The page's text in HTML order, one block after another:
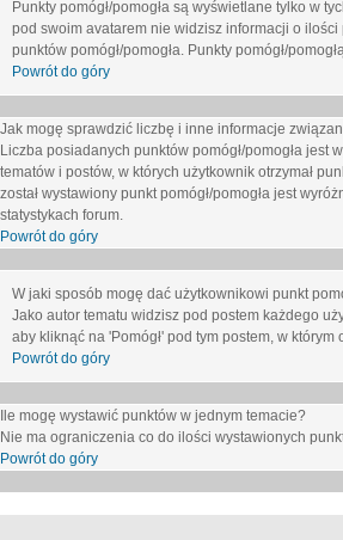
Punkty pomógł/pomogła są wyświetlane tylko w
pod swoim avatarem nie widzisz informacji o
punktów pomógł/pomogła. Punkty pomógł/
Powrót do góry
Jak mogę sprawdzić liczbę i inne informacje
Liczba posiadanych punktów pomógł/pomogła
tematów i postów, w których użytkownik otrzymał
został wystawiony punkt pomógł/pomogła jest
statystykach forum.
Powrót do góry
W jaki sposób mogę dać użytkownikowi punkt
Jako autor tematu widzisz pod postem każdego
aby kliknąć na 'Pomógł' pod tym postem, w którym
Powrót do góry
Ile mogę wystawić punktów w jednym temacie?
Nie ma ograniczenia co do ilości wystawionych
Powrót do góry